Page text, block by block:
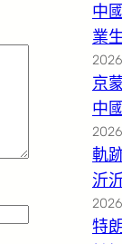
中
業
京
中
軌
沂
特